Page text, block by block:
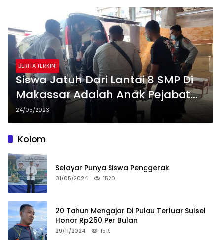
BERITA TERKINI
Siswa Jatuh Dari Lantai 8 SMP Di
Makassar Adalah Anak Pejabat
Kemenhub
24/05/2023
Kolom
Selayar Punya Siswa Penggerak
01/05/2024 1520
20 Tahun Mengajar Di Pulau Terluar Sulsel
Honor Rp250 Per Bulan
29/11/2024 1519